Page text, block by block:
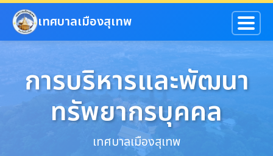
ข้ามไปยังเนื้อหาหลัก
เทศบาลเมืองสุเทพ
การบริหารและพัฒนา
ทรัพยากรบุคคล
เทศบาลเมืองสุเทพ